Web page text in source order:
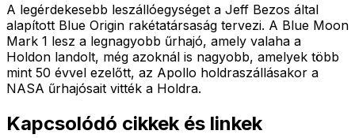
A legérdekesebb leszállóegységet a Jeff Bezos által
alapított Blue Origin rakétatársaság tervezi. A Blue Moon
Mark 1 lesz a legnagyobb űrhajó, amely valaha a
Holdon landolt, még azoknál is nagyobb, amelyek több
mint 50 évvel ezelőtt, az Apollo holdraszállásakor a
NASA űrhajósait vitték a Holdra.
Kapcsolódó cikkek és linkek